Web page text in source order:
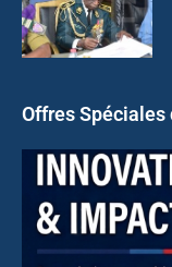
Offres Spéciales